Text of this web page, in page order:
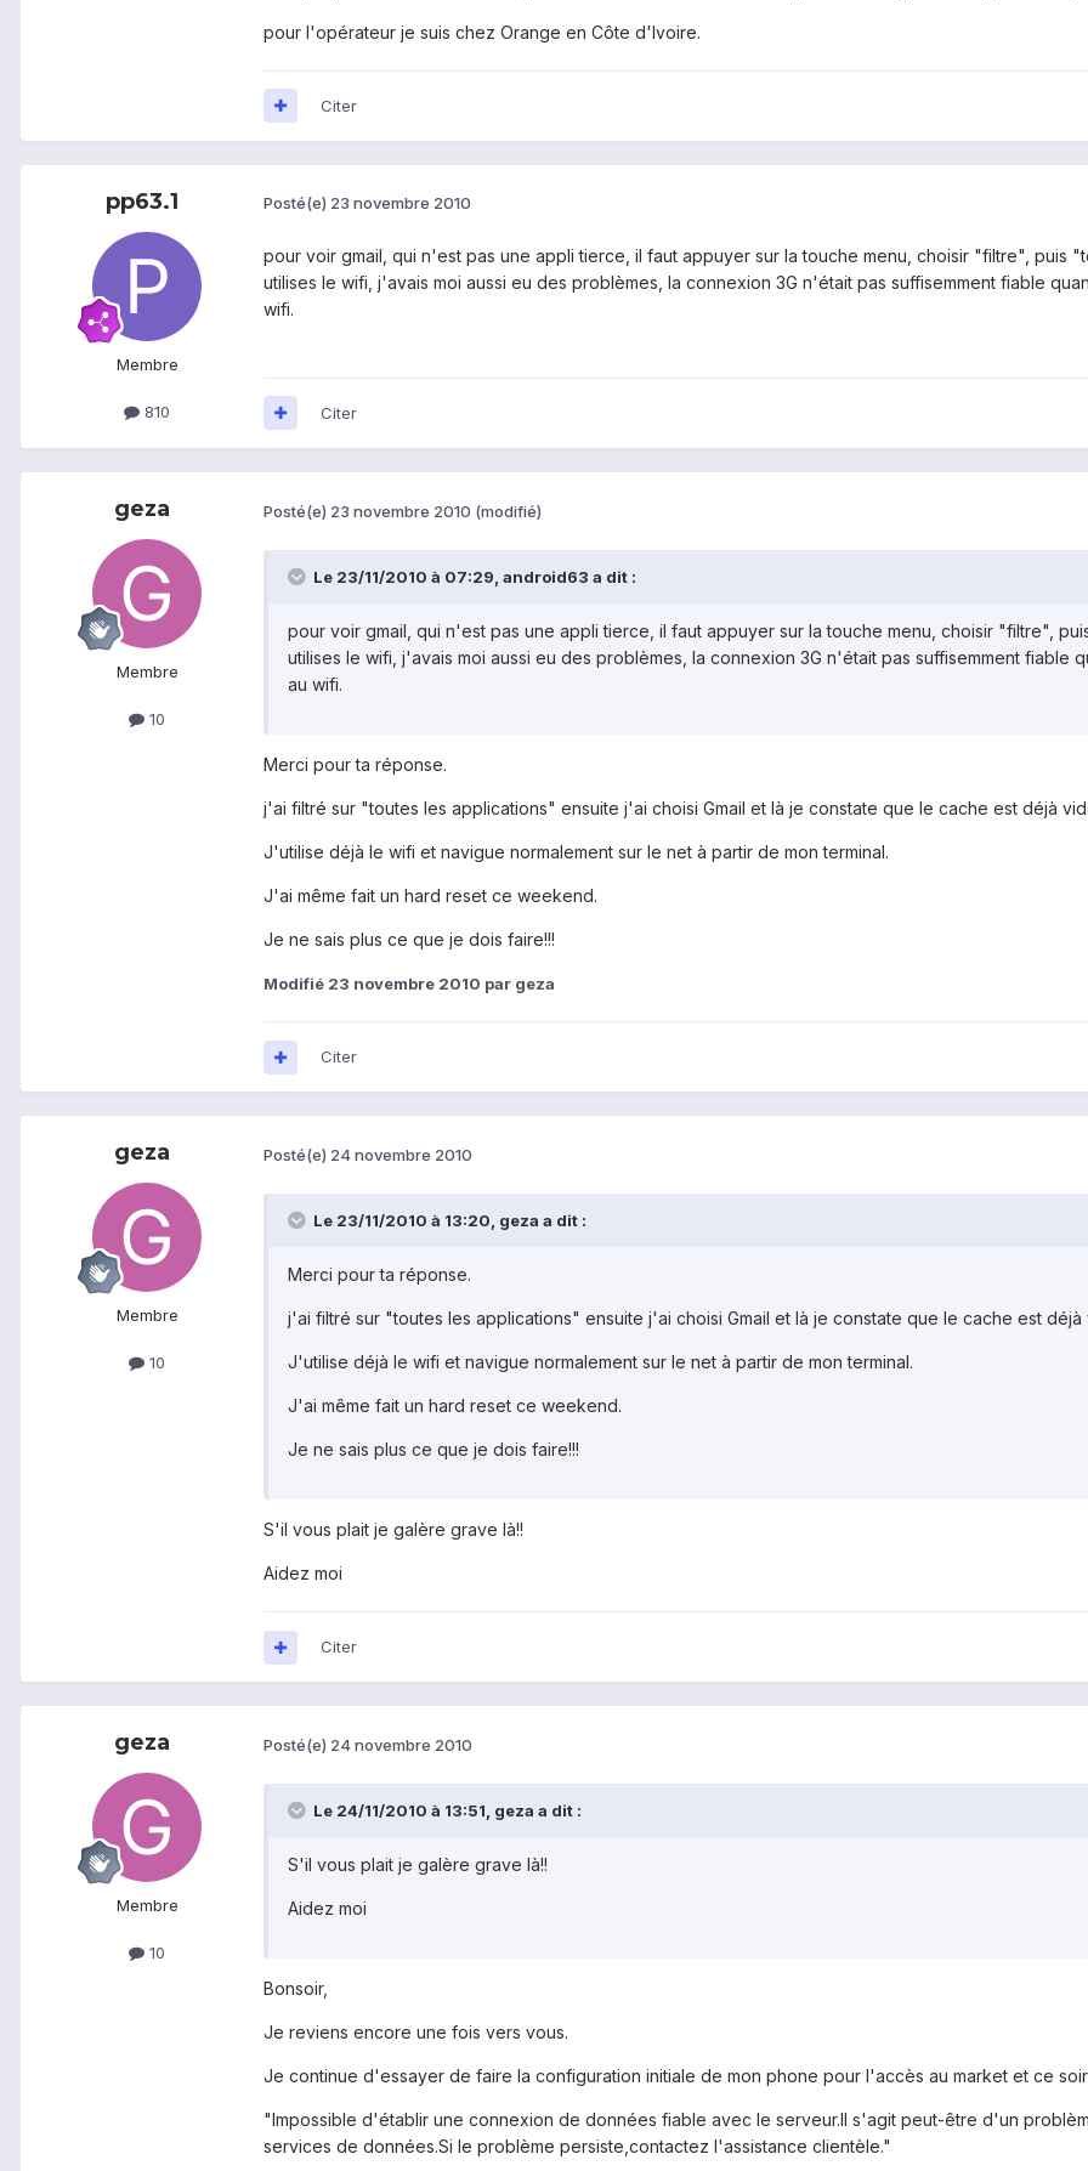
pour l'opérateur je suis chez Orange en Côte d'Ivoire.
Citer
pp63.1
Membre
810
Posté(e) 23 novembre 2010
pour voir gmail, qui n'est pas une appli tierce, il faut appuyer sur la touche menu, choisir "filtre", puis
utilises le wifi, j'avais moi aussi eu des problèmes, la connexion 3G n'était pas suffisemment fiable
wifi.
Citer
geza
Membre
10
Posté(e) 23 novembre 2010 (modifié)
Le 23/11/2010 à 07:29, android63 a dit :
pour voir gmail, qui n'est pas une appli tierce, il faut appuyer sur la touche menu, choisir "filtre",
utilises le wifi, j'avais moi aussi eu des problèmes, la connexion 3G n'était pas suffisemment
au wifi.
Merci pour ta réponse.
j'ai filtré sur "toutes les applications" ensuite j'ai choisi Gmail et là je constate que le cache est déjà
J'utilise déjà le wifi et navigue normalement sur le net à partir de mon terminal.
J'ai même fait un hard reset ce weekend.
Je ne sais plus ce que je dois faire!!!
Modifié 23 novembre 2010 par geza
Citer
geza
Membre
10
Posté(e) 24 novembre 2010
Le 23/11/2010 à 13:20, geza a dit :
Merci pour ta réponse.
j'ai filtré sur "toutes les applications" ensuite j'ai choisi Gmail et là je constate que le cache est déjà
J'utilise déjà le wifi et navigue normalement sur le net à partir de mon terminal.
J'ai même fait un hard reset ce weekend.
Je ne sais plus ce que je dois faire!!!
S'il vous plait je galère grave là!!
Aidez moi
Citer
geza
Membre
10
Posté(e) 24 novembre 2010
Le 24/11/2010 à 13:51, geza a dit :
S'il vous plait je galère grave là!!
Aidez moi
Bonsoir,
Je reviens encore une fois vers vous.
Je continue d'essayer de faire la configuration initiale de mon phone pour l'accès au market et ce
"Impossible d'établir une connexion de données fiable avec le serveur.Il s'agit peut-être d'un
services de données.Si le problème persiste,contactez l'assistance clientèle."